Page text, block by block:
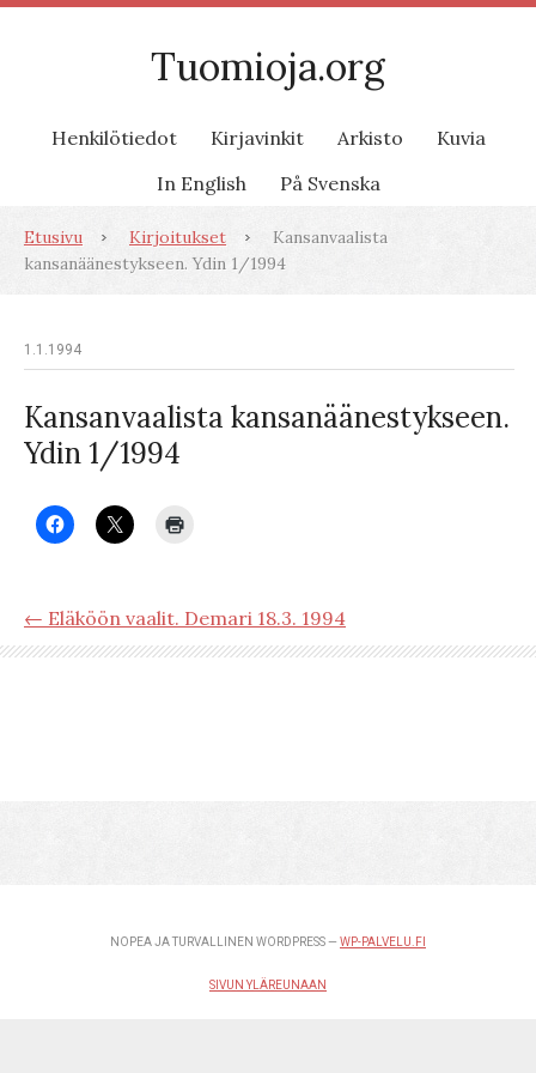
Tuomioja.org
Henkilötiedot Kirjavinkit Arkisto
Kuvia
In English
På Svenska
Etusivu Kirjoitukset
Kansanvaalista
kansanäänestykseen. Ydin 1/1994
1.1.1994
Kansanvaalista kansanäänestykseen.
Ydin 1/1994
← Eläköön vaalit. Demari 18.3. 1994
NOPEA JA TURVALLINEN WORDPRESS — WP-PALVELU.FI
SIVUN YLÄREUNAAN